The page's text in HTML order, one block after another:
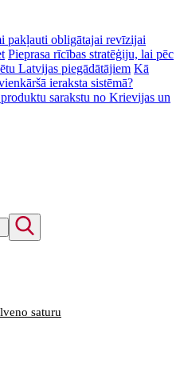
pakļauti obligātajai revīzijai
Pieprasa rīcības stratēģiju, lai pēc
Latvijas piegādātājiem Kā
ieraksta sistēmā?
sarakstu no Krievijas un
saturu